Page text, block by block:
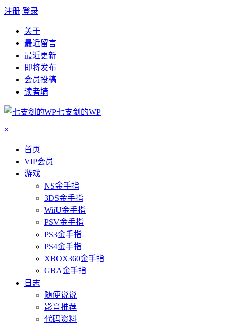
注册 登录
关于
最近留言
最近更新
即将发布
会员投稿
读者墙
七支剑的WP
×
首页
VIP会员
游戏
NS金手指
3DS金手指
WiiU金手指
PSV金手指
PS3金手指
PS4金手指
XBOX360金手指
GBA金手指
日志
随便说说
影音推荐
代码资料